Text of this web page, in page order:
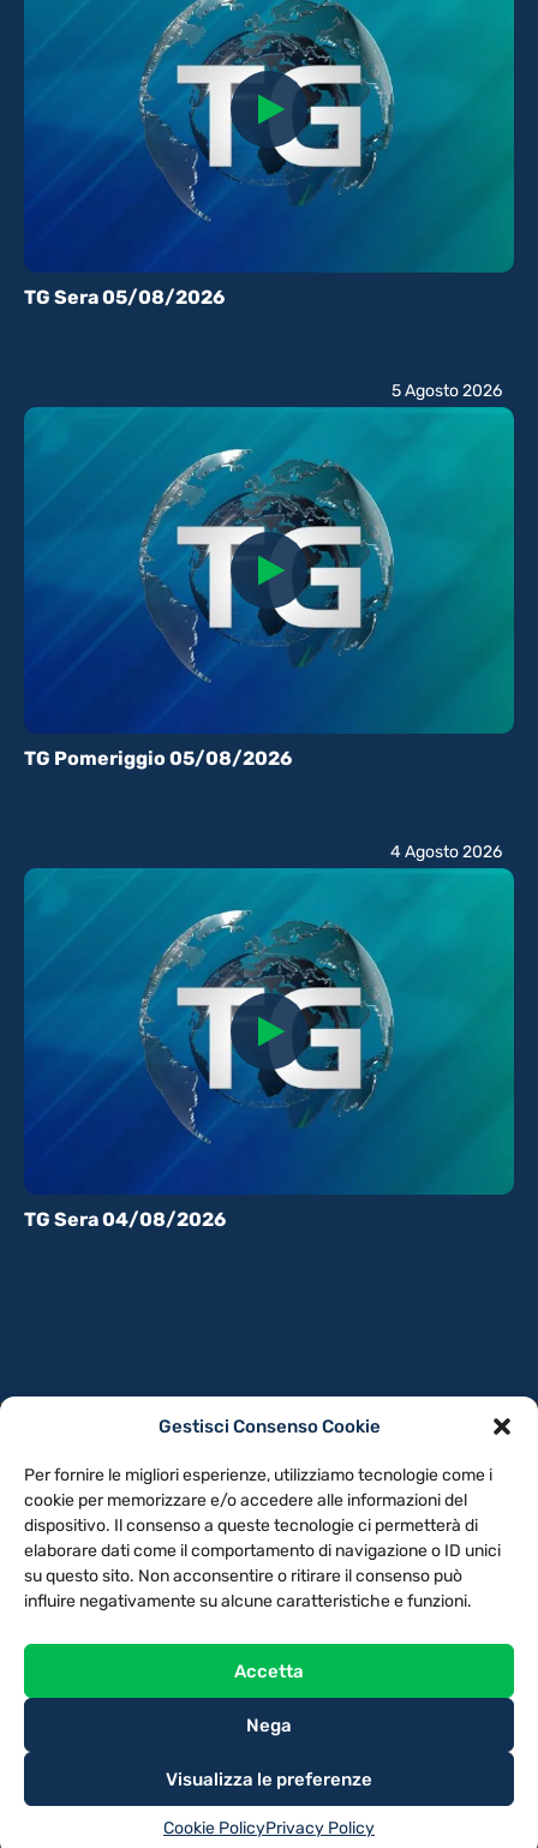
Gestisci Consenso Cookie
Per fornire le migliori esperienze, utilizziamo tecnologie come i
cookie per memorizzare e/o accedere alle informazioni del
dispositivo. Il consenso a queste tecnologie ci permetterà di
elaborare dati come il comportamento di navigazione o ID unici
su questo sito. Non acconsentire o ritirare il consenso può
influire negativamente su alcune caratteristiche e funzioni.
Accetta
Nega
Visualizza le preferenze
Cookie PolicyPrivacy Policy
TG Sera 05/08/2026
TG Pomeriggio 05/08/2026
5 Agosto 2026
TG Sera 04/08/2026
4 Agosto 2026
NOTE LEGALI
CONTATTACI PREFERENZE
TV LIBERA S.P.A.
Via Monteleonese 95/21 – 51100 Pistoia (PT)
Tel. 0573.9136 / Fax 0573.913615